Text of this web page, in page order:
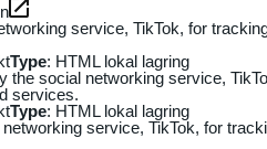
service, TikTok, for
Type: HTML lokal lagring
the social networking service,
services.
Type: HTML lokal lagring
service, TikTok, for